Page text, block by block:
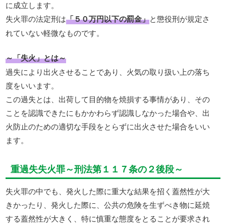
に成立します。
失火罪の法定刑は「５０万円以下の罰金」と懲役刑が規定さ
れていない軽微なものです。
～「失火」とは～
過失により出火させることであり、火気の取り扱い上の落ち
度をいいます。
この過失とは、出荷して目的物を焼損する事情があり、その
ことを認識できたにもかかわらず認識しなかった場合や、出
火防止のための適切な手段をとらずに出火させた場合をいい
ます。
重過失失火罪～刑法第１１７条の２後段～
失火罪の中でも、発火した際に重大な結果を招く蓋然性が大
きかったり、発火した際に、公共の危険を生ずべき物に延焼
する蓋然性が大きく、特に慎重な態度をとることが要求され